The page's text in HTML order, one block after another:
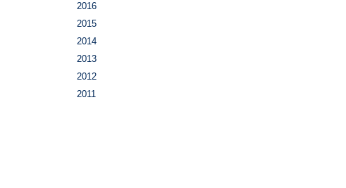
2016
2015
2014
2013
2012
2011